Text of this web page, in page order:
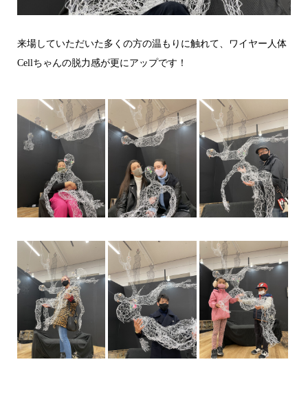
来場していただいた多くの方の温もりに触れて、ワイヤー人体
Cellちゃんの脱力感が更にアップです！